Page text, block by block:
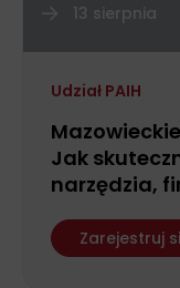
13 sierpnia
Udział PAIH
Jak
narzędzia,
Zarejestruj